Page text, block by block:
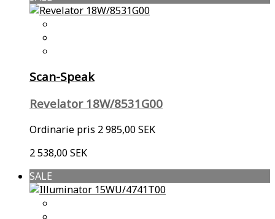
Scan-Speak
Revelator 18W/8531G00
Ordinarie pris 2 985,00 SEK
2 538,00 SEK
SALE